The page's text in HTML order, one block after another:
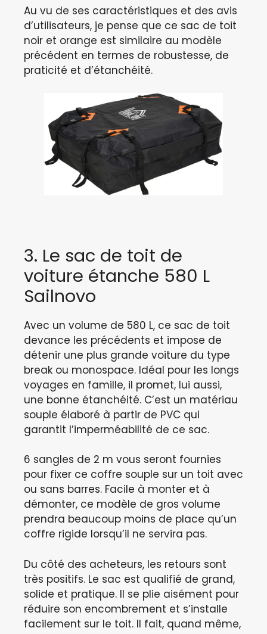
Au vu de ses caractéristiques et des avis
d’utilisateurs, je pense que ce sac de toit
noir et orange est similaire au modèle
précédent en termes de robustesse, de
praticité et d’étanchéité.
3. Le sac de toit de
voiture étanche 580 L
Sailnovo
Avec un volume de 580 L, ce sac de toit
devance les précédents et impose de
détenir une plus grande voiture du type
break ou monospace. Idéal pour les longs
voyages en famille, il promet, lui aussi,
une bonne étanchéité. C’est un matériau
souple élaboré à partir de PVC qui
garantit l’imperméabilité de ce sac.
6 sangles de 2 m vous seront fournies
pour fixer ce coffre souple sur un toit avec
ou sans barres. Facile à monter et à
démonter, ce modèle de gros volume
prendra beaucoup moins de place qu’un
coffre rigide lorsqu’il ne servira pas.
Du côté des acheteurs, les retours sont
très positifs. Le sac est qualifié de grand,
solide et pratique. Il se plie aisément pour
réduire son encombrement et s’installe
facilement sur le toit. Il fait, quand même,